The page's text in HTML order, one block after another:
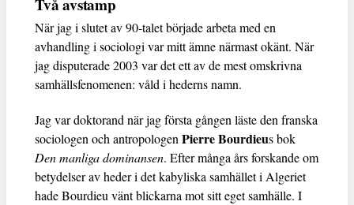
Två avstamp
När jag i slutet av 90-talet började arbeta med en
avhandling i sociologi var mitt ämne närmast okänt. När
jag disputerade 2003 var det ett av de mest omskrivna
samhällsfenomenen: våld i hederns namn.
Jag var doktorand när jag första gången läste den franska
sociologen och antropologenPierre Bourdieus bok
Den manliga dominansen. Efter många års forskande om
betydelser av heder i det kabyliska samhället i Algeriet
hade Bourdieu vänt blickarna mot sitt eget samhälle. I